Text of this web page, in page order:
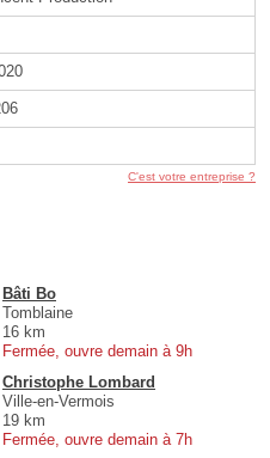
C'est votre entreprise ?
Bâti Bo
Tomblaine
16 km
Fermée, ouvre demain à 9h
Christophe Lombard
Ville-en-Vermois
19 km
Fermée, ouvre demain à 7h